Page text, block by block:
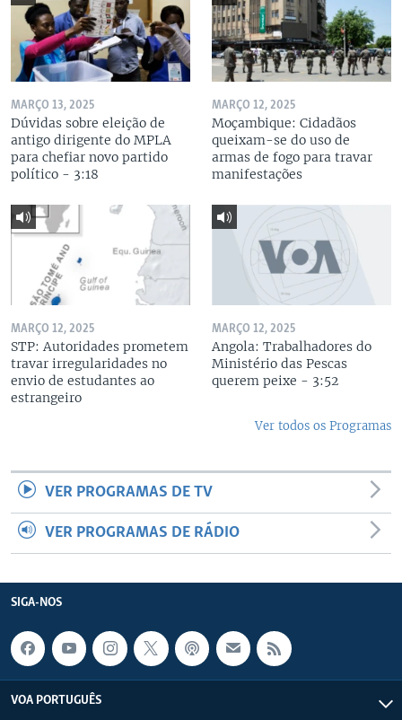
MARÇO 13, 2025
Dúvidas sobre eleição de
antigo dirigente do MPLA
para chefiar novo partido
político - 3:18
MARÇO 12, 2025
Moçambique: Cidadãos
queixam-se do uso de
armas de fogo para travar
manifestações
MARÇO 12, 2025
STP: Autoridades prometem
travar irregularidades no
envio de estudantes ao
estrangeiro
MARÇO 12, 2025
Angola: Trabalhadores do
Ministério das Pescas
querem peixe - 3:52
Ver todos os Programas
VER PROGRAMAS DE TV
VER PROGRAMAS DE RÁDIO
SIGA-NOS
VOA PORTUGUÊS